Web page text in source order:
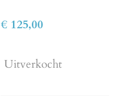
€ 125,00
Uitverkocht